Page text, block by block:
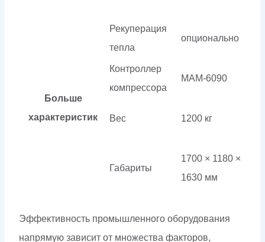
Больше
характеристик
Рекуперация
тепла
опционально
Контроллер
компрессора
МАМ-6090
Вес 1200 кг
Габариты
1700 × 1180 ×
1630 мм
Эффективность промышленного оборудования
напрямую зависит от множества факторов,